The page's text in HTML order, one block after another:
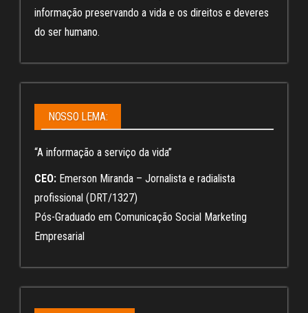
informação preservando a vida e os direitos e deveres
do ser humano.
NOSSO LEMA:
“A informação a serviço da vida”
CEO: Emerson Miranda – Jornalista e radialista
profissional (DRT/1327)
Pós-Graduado em Comunicação Social Marketing
Empresarial